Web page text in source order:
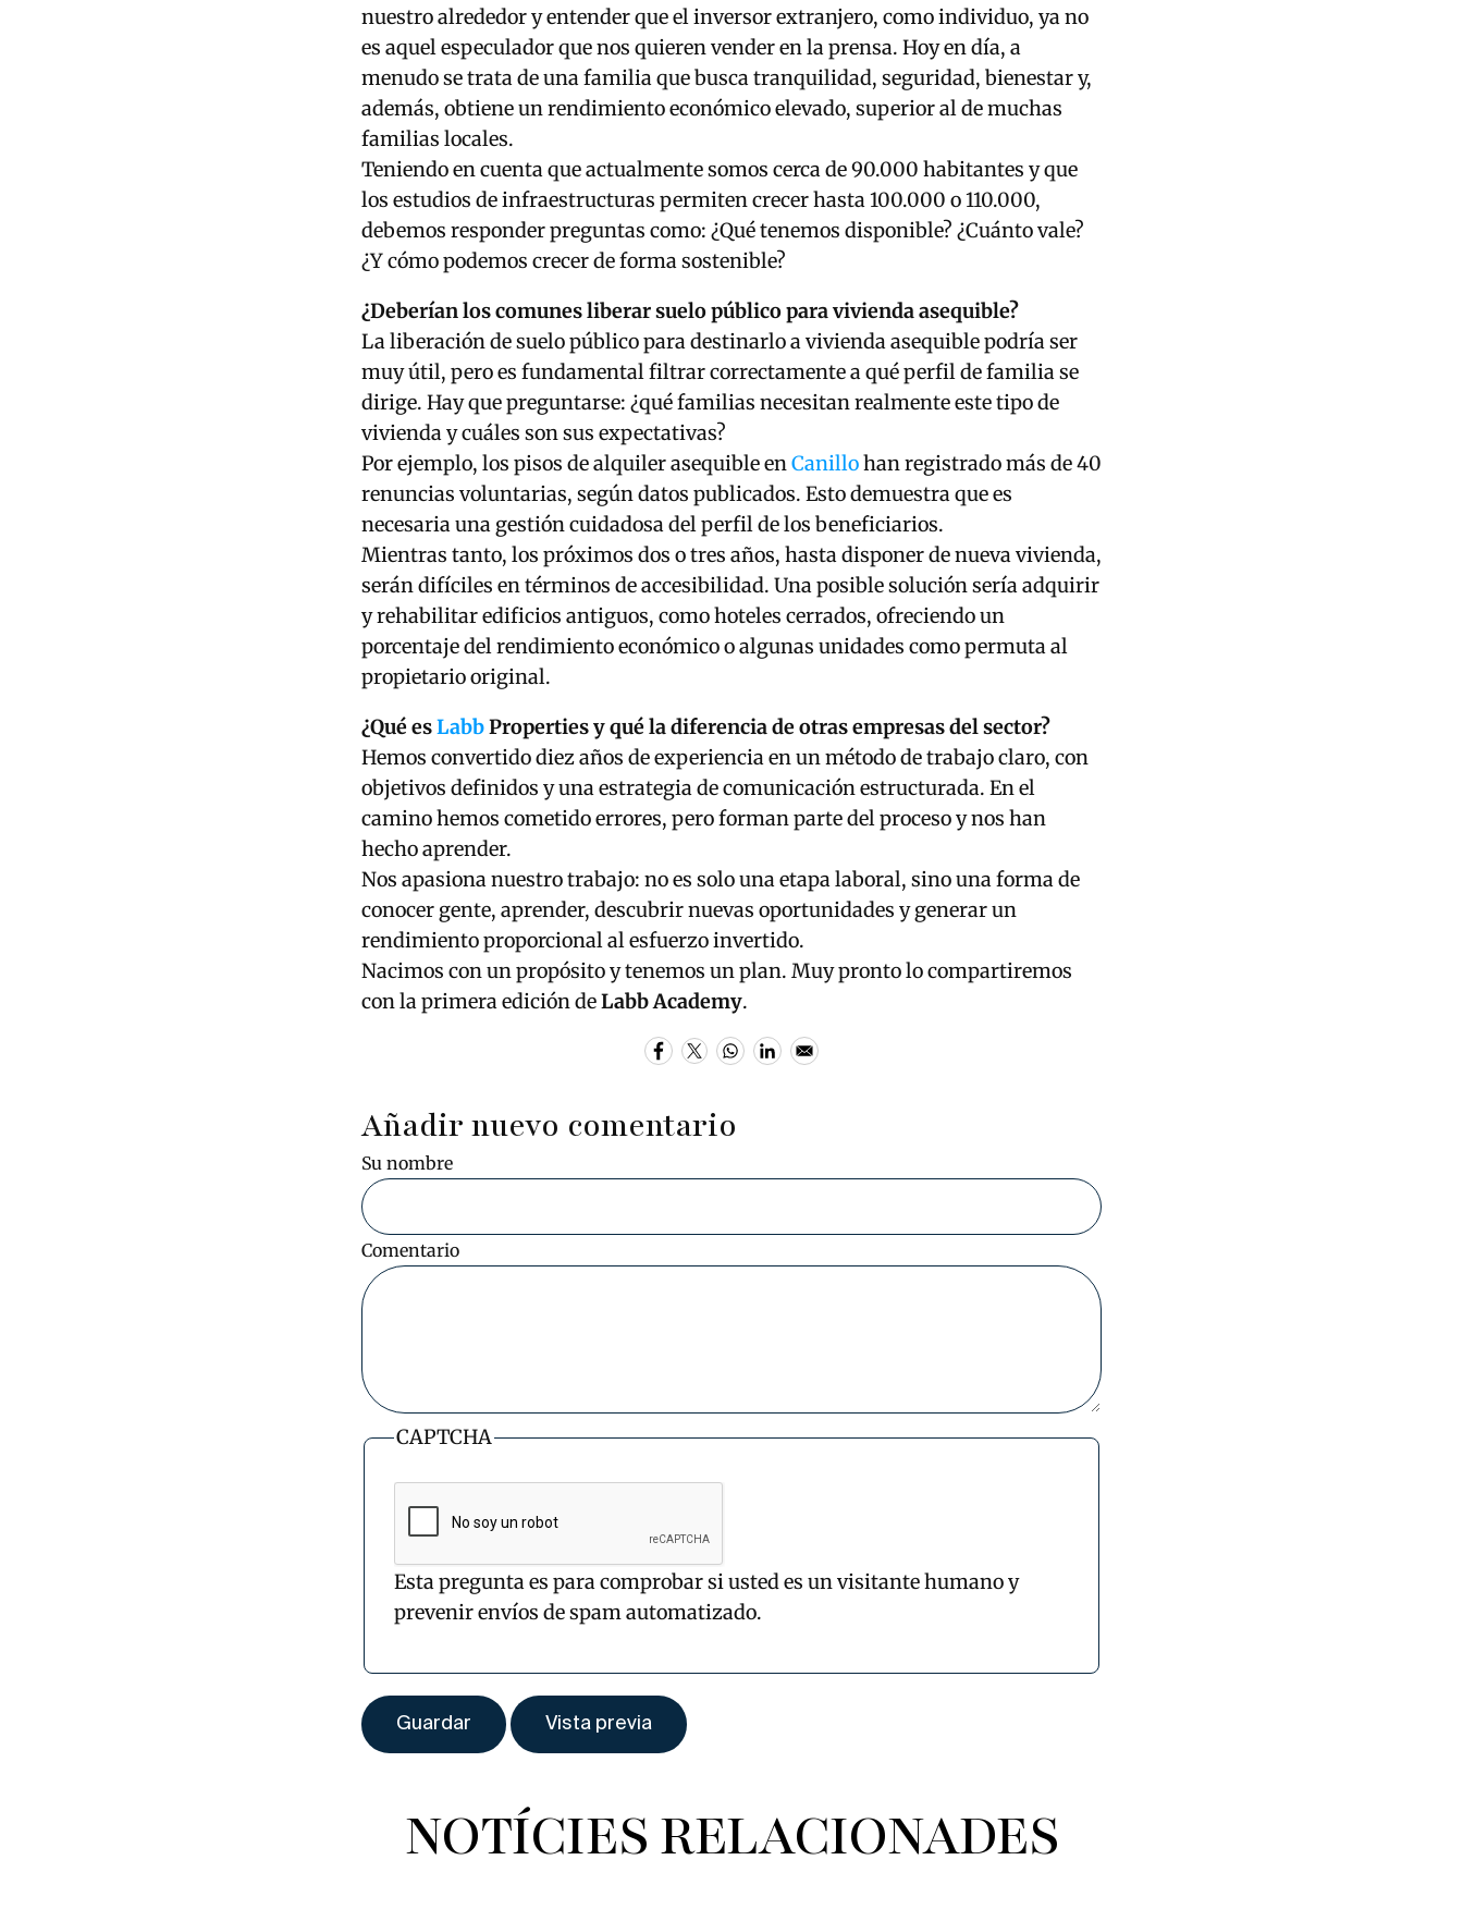
nuestro alrededor y entender que el inversor extranjero, como individuo, ya no
es aquel especulador que nos quieren vender en la prensa. Hoy en día, a
menudo se trata de una familia que busca tranquilidad, seguridad, bienestar y,
además, obtiene un rendimiento económico elevado, superior al de muchas
familias locales.
Teniendo en cuenta que actualmente somos cerca de 90.000 habitantes y que
los estudios de infraestructuras permiten crecer hasta 100.000 o 110.000,
debemos responder preguntas como: ¿Qué tenemos disponible? ¿Cuánto vale?
¿Y cómo podemos crecer de forma sostenible?
¿Deberían los comunes liberar suelo público para vivienda asequible?
La liberación de suelo público para destinarlo a vivienda asequible podría ser
muy útil, pero es fundamental filtrar correctamente a qué perfil de familia se
dirige. Hay que preguntarse: ¿qué familias necesitan realmente este tipo de
vivienda y cuáles son sus expectativas?
Por ejemplo, los pisos de alquiler asequible enCanillohan registrado más de 40
renuncias voluntarias, según datos publicados. Esto demuestra que es
necesaria una gestión cuidadosa del perfil de los beneficiarios.
Mientras tanto, los próximos dos o tres años, hasta disponer de nueva vivienda,
serán difíciles en términos de accesibilidad. Una posible solución sería adquirir
y rehabilitar edificios antiguos, como hoteles cerrados, ofreciendo un
porcentaje del rendimiento económico o algunas unidades como permuta al
propietario original.
¿Qué esLabbProperties y qué la diferencia de otras empresas del sector?
Hemos convertido diez años de experiencia en un método de trabajo claro, con
objetivos definidos y una estrategia de comunicación estructurada. En el
camino hemos cometido errores, pero forman parte del proceso y nos han
hecho aprender.
Nos apasiona nuestro trabajo: no es solo una etapa laboral, sino una forma de
conocer gente, aprender, descubrir nuevas oportunidades y generar un
rendimiento proporcional al esfuerzo invertido.
Nacimos con un propósito y tenemos un plan. Muy pronto lo compartiremos
con la primera edición deLabb Academy.
Añadir nuevo comentario
Su nombre
Comentario
CAPTCHA
Esta pregunta es para comprobar si usted es un visitante humano y
prevenir envíos de spam automatizado.
NOTÍCIES RELACIONADES